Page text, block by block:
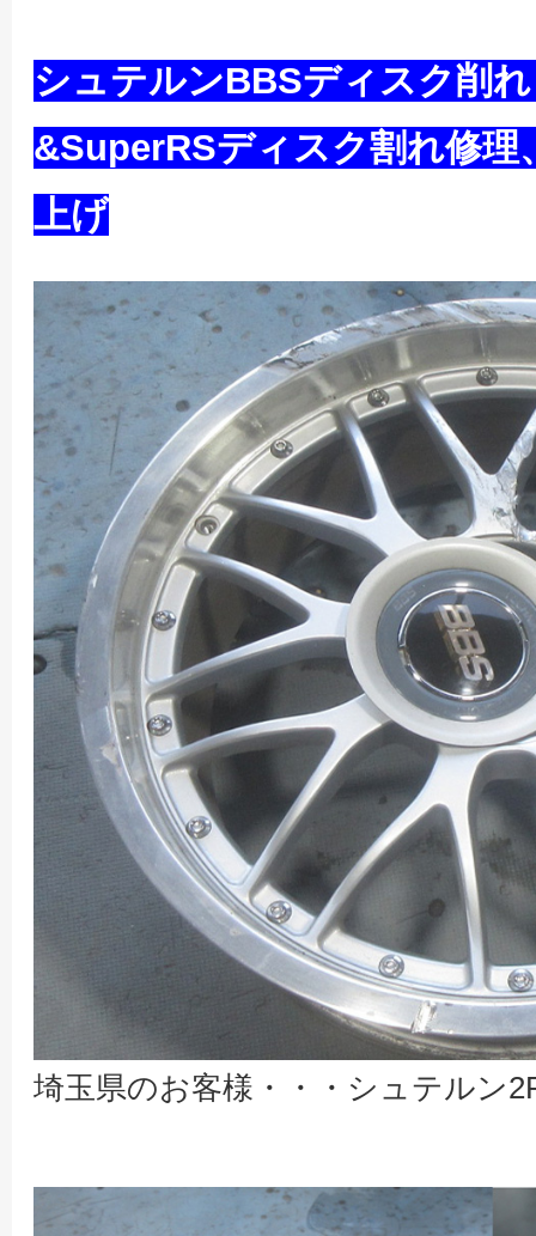
シュテルンBBSディスク削
&SuperRSディスク割れ修理
上げ
埼玉県のお客様・・・シュテルン